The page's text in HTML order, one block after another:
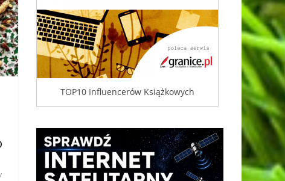
TOP10 Influencerów Książkowych